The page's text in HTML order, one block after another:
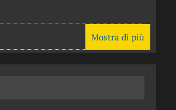
Mostra di più